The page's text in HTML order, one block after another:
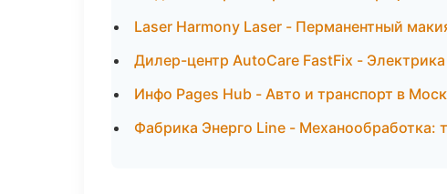
Laser Harmony Laser - Перманентный
Дилер-центр AutoCare FastFix -
Инфо Pages Hub - Авто и транспорт в
Фабрика Энерго Line - Механообработка: